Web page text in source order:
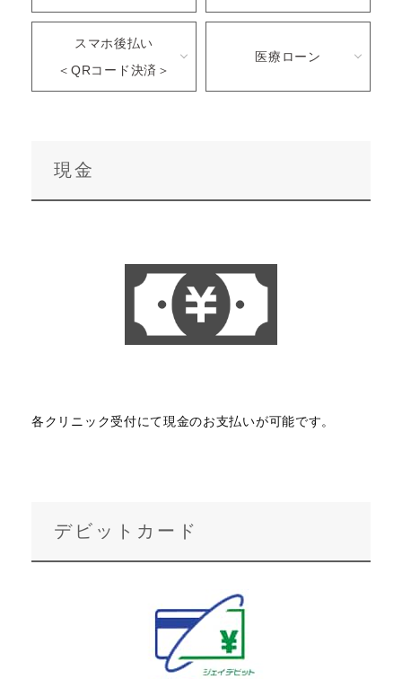
スマホ後払い
＜QRコード決済＞
医療ローン
現金
各クリニック受付にて現金のお支払いが可能です。
デビットカード